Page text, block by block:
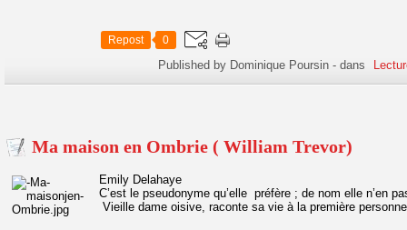
Repost 0
Published by Dominique Poursin -dans
Ma maison en Ombrie ( William Trevor)
Emily Delahaye
C’est le pseudonyme qu’elle préfère ; de nom elle n’en
Vieille dame oisive, raconte sa vie à la première